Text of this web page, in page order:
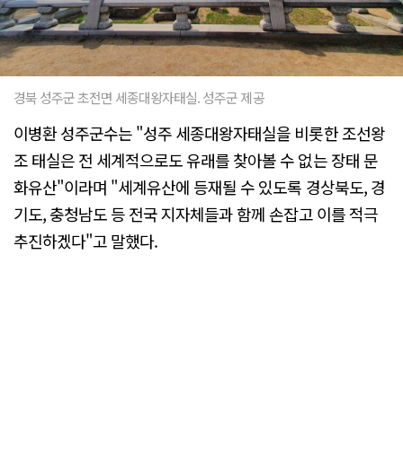
경북 성주군 초전면 세종대왕자태실. 성주군 제공
이병환 성주군수는 "성주 세종대왕자태실을 비롯한 조선왕
조 태실은 전 세계적으로도 유래를 찾아볼 수 없는 장태 문
화유산"이라며 "세계유산에 등재될 수 있도록 경상북도, 경
기도, 충청남도 등 전국 지자체들과 함께 손잡고 이를 적극
추진하겠다"고 말했다.